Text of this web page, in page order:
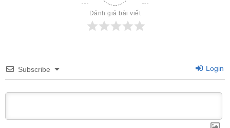
Đánh giá bài viết
Subscribe Login